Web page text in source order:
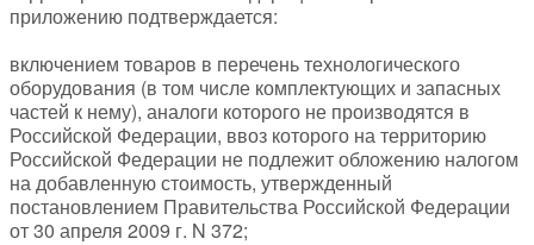
приложению подтверждается:
включением товаров в перечень технологического
оборудования (в том числе комплектующих и запасных
частей к нему), аналоги которого не производятся в
Российской Федерации, ввоз которого на территорию
Российской Федерации не подлежит обложению налогом
на добавленную стоимость, утвержденный
постановлением Правительства Российской Федерации
от 30 апреля 2009 г. N 372;